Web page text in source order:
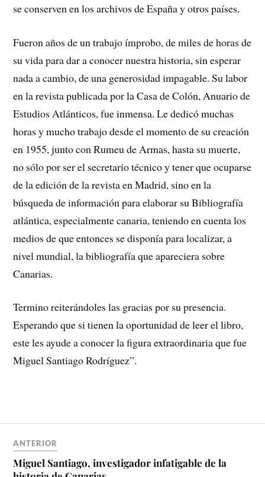
se conserven en los archivos de España y otros países.
Fueron años de un trabajo ímprobo, de miles de horas de
su vida para dar a conocer nuestra historia, sin esperar
nada a cambio, de una generosidad impagable. Su labor
en la revista publicada por la Casa de Colón, Anuario de
Estudios Atlánticos, fue inmensa. Le dedicó muchas
horas y mucho trabajo desde el momento de su creación
en 1955, junto con Rumeu de Armas, hasta su muerte,
no sólo por ser el secretario técnico y tener que ocuparse
de la edición de la revista en Madrid, sino en la
búsqueda de información para elaborar su Bibliografía
atlántica, especialmente canaria, teniendo en cuenta los
medios de que entonces se disponía para localizar, a
nivel mundial, la bibliografía que apareciera sobre
Canarias.
Termino reiterándoles las gracias por su presencia.
Esperando que si tienen la oportunidad de leer el libro,
este les ayude a conocer la figura extraordinaria que fue
Miguel Santiago Rodríguez”.
ANTERIOR
Miguel Santiago, investigador infatigable de la